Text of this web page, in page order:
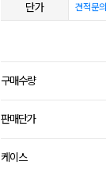
단가 견적문의
구매수량
판매단가
케이스